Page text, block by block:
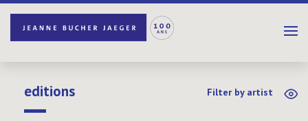
editions Filter by artist